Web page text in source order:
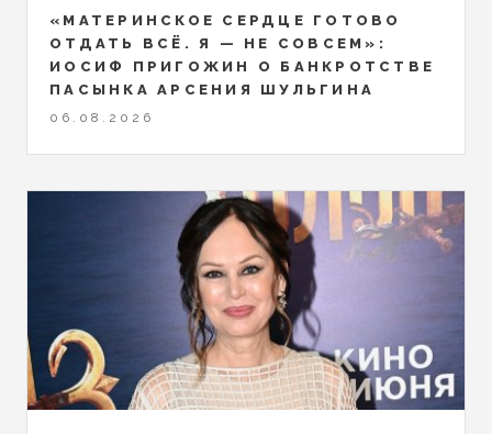
«МАТЕРИНСКОЕ СЕРДЦЕ ГОТОВО
ОТДАТЬ ВСЁ. Я — НЕ СОВСЕМ»:
ИОСИФ ПРИГОЖИН О БАНКРОТСТВЕ
ПАСЫНКА АРСЕНИЯ ШУЛЬГИНА
06.08.2026